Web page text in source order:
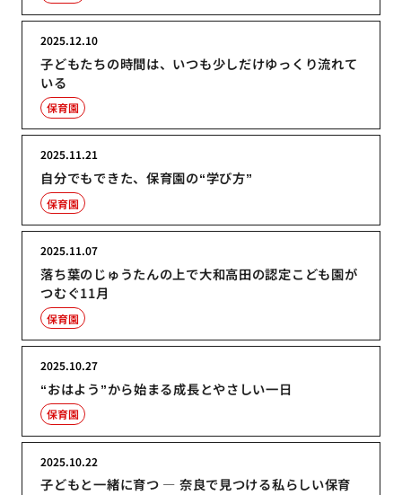
子どもたちの時間は、いつも少しだけゆっくり流れて
いる
2025.12.10
保育園
自分でもできた、保育園の“学び方”
2025.11.21
保育園
落ち葉のじゅうたんの上で大和高田の認定こども園が
つむぐ11月
2025.11.07
保育園
“おはよう”から始まる成長とやさしい一日
2025.10.27
保育園
子どもと一緒に育つ ― 奈良で見つける私らしい保育
2025.10.22